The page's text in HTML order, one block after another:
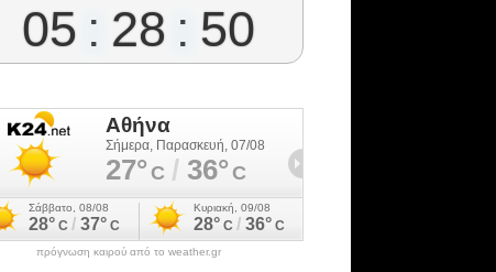
05 : 28 : 51
πρόγνωση καιρού από το weather.gr